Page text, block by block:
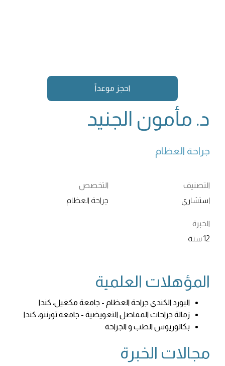
احجز موعداً
د. مأمون الجنيد
جراحة العظام
التصنيف
استشاري
التخصص
جراحة العظام
الخبرة
12 سنة
المؤهلات العلمية
البورد الكندي جراحة العظام - جامعة مكغيل، كندا
زمالة جراحات المفاصل التعويضية - جامعة تورنتو، كندا
بكالوريوس الطب و الجراحة
مجالات الخبرة